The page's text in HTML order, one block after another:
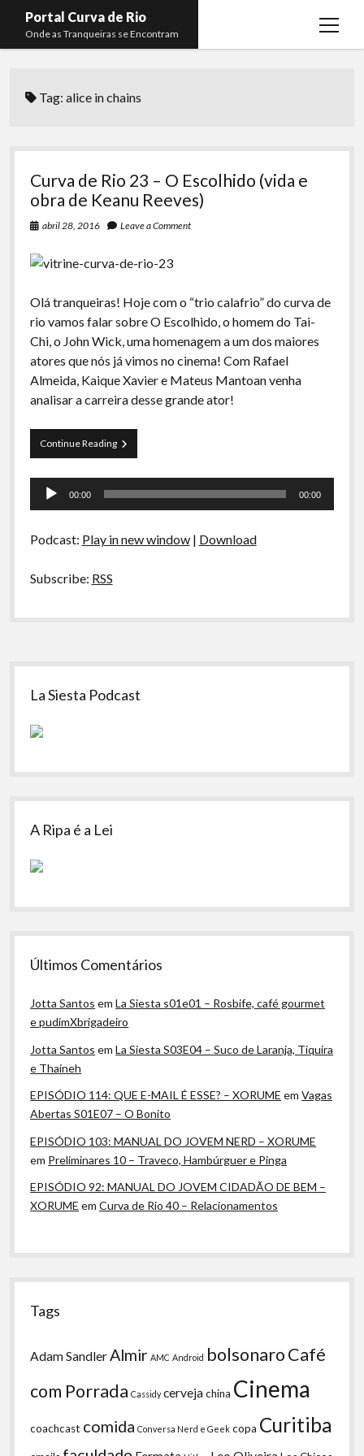
Portal Curva de Rio
Onde as Tranqueiras se Encontram
open
menu
Curva de Rio
Komos
La Siesta Podcast
Arquivo CDR
Papo Tranqueira
A Ripa É a Lei
Especiais
Preliminares
Membros
Lucas Oliveira
Kaique Xavier
Tag:alice in chains
Curva de Rio 23 – O Escolhido (vida e
obra de Keanu Reeves)
abril 28, 2016 Leave a Comment
Olá tranqueiras! Hoje com o “trio calafrio” do curva de
rio vamos falar sobre O Escolhido, o homem do Tai-
Chi, o John Wick, uma homenagem a um dos maiores
atores que nós já vimos no cinema! Com Rafael
Almeida, Kaique Xavier e Mateus Mantoan venha
analisar a carreira desse grande ator!
Continue ReadingCurva
de
–
(vida
Reeves)
Tocador
00:00 00:00
Podcast: Play in new window| Download
Subscribe: RSS
Sidebar
La Siesta Podcast
A Ripa é a Lei
Últimos Comentários
Jotta Santos emLa Siesta s01e01 – Rosbife, café gourmet
e pudimXbrigadeiro
Jotta Santos emLa Siesta S03E04 – Suco de Laranja, Tiquira
e Thaineh
EPISÓDIO 114: QUE E-MAIL É ESSE? – XORUME emVagas
Abertas S01E07 – O Bonito
EPISÓDIO 103: MANUAL DO JOVEM NERD – XORUME
em Preliminares 10 – Traveco, Hambúrguer e Pinga
EPISÓDIO 92: MANUAL DO JOVEM CIDADÃO DE BEM –
XORUME emCurva de Rio 40 – Relacionamentos
Tags
Adam Sandler Almir AMC Android bolsonaroCafé
com Porrada Cassidy cervejachina Cinema
coachcast comida Conversa Nerd e Geek copa Curitiba